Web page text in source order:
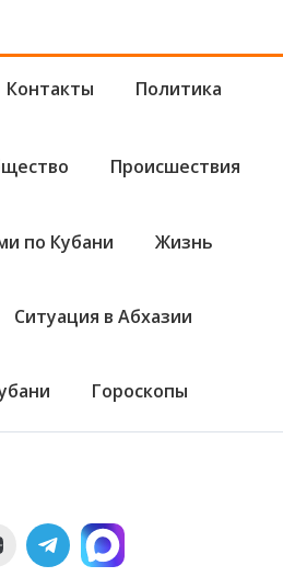
Контакты Политика
Происшествия
по Кубани Жизнь
Ситуация в Абхазии
Гороскопы